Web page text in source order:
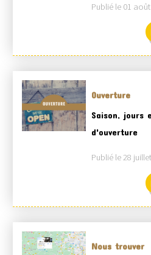
Publié le 01
Ouverture
Saison, jours
d'ouverture
Publié le 28
Nous trouver